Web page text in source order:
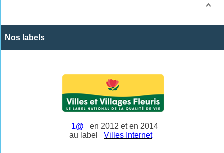
Nos labels
1@
en 2012 et en 2014
au label
Villes Internet